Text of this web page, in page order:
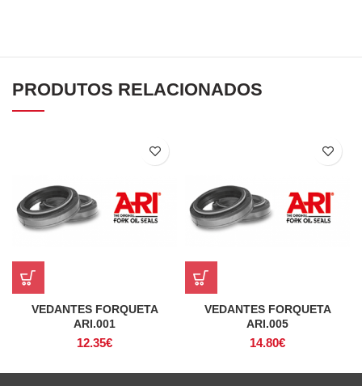
PRODUTOS RELACIONADOS
VEDANTES FORQUETA
ARI.001
12.35€
VEDANTES FORQUETA
ARI.005
14.80€